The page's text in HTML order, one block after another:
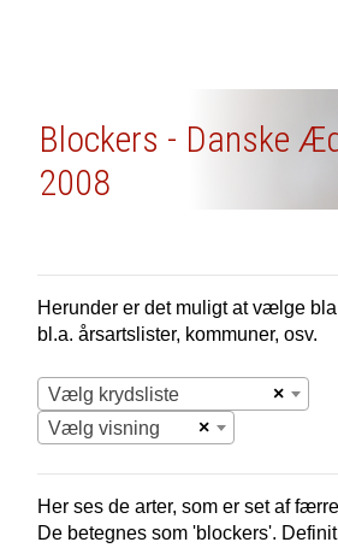
Blockers - Danske
2008
Herunder er det muligt at vælge
bl.a. årsartslister, kommuner, osv.
×
Vælg krydsliste
×
Vælg visning
Her ses de arter, som er set af
De betegnes som 'blockers'.